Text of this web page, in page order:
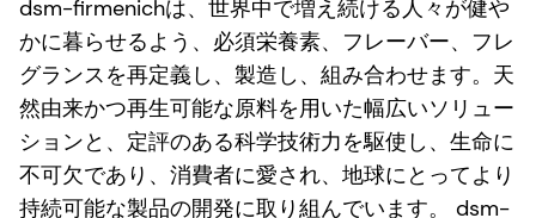
dsm-firmenichは、世界中で増え続ける人々が健や
かに暮らせるよう、必須栄養素、フレーバー、フレ
グランスを再定義し、製造し、組み合わせます。天
然由来かつ再生可能な原料を用いた幅広いソリュー
ションと、定評のある科学技術力を駆使し、生命に
不可欠であり、消費者に愛され、地球にとってより
持続可能な製品の開発に取り組んでいます。 dsm-